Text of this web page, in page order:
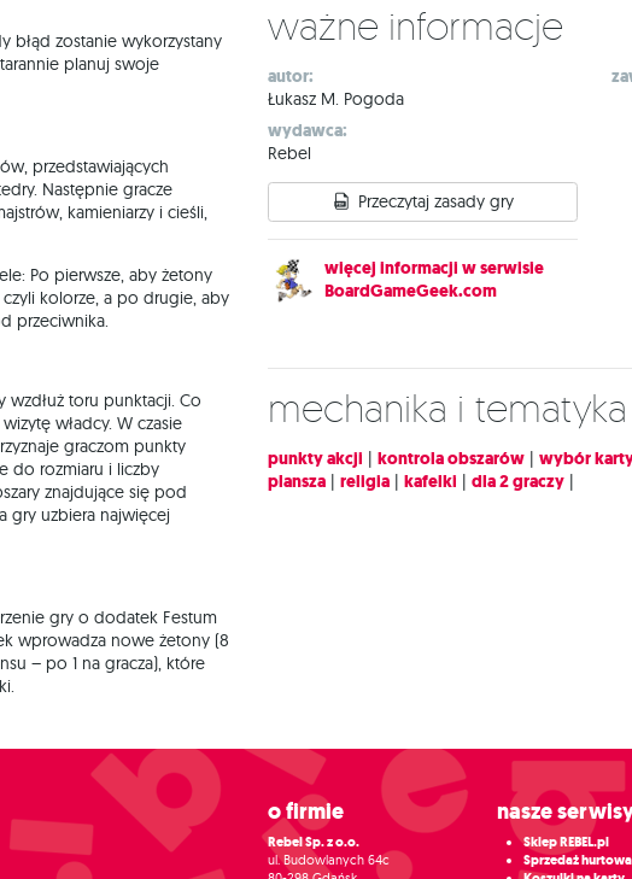
błąd zostanie wykorzystany
planuj swoje
przedstawiających
Następnie gracze
kamieniarzy i cieśli,
Po pierwsze, aby żetony
kolorze, a po drugie, aby
przeciwnika.
wzdłuż toru punktacji. Co
władcy. W czasie
graczom punkty
do rozmiaru i liczby
znajdujące się pod
gry uzbiera najwięcej
gry o dodatek Festum
wprowadza nowe żetony (8
– po 1 na gracza), które
Ważne informacje
autor:
Łukasz M. Pogoda
wydawca:
Rebel
Przeczytaj zasady gry
więcej informacji w serwisie
BoardGameGeek.com
Mechanika i tematyka
punkty akcji | kontrola obszarów | wybór
plansza | religia | kafelki | dla 2 graczy |
O firmie
Rebel Sp. z o.o.
ul. Budowlanych 64c
Nasze
Sklep REBEL.pl
Sprzedaż hurtowa